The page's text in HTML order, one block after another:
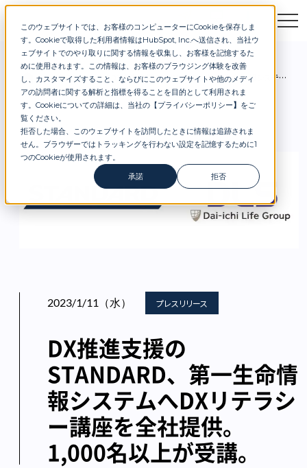
このウェブサイトでは、お客様のコンピューターにCookieを保存しま
す。Cookieで取得した利用者情報はHubSpot, Inc.へ送信され、当社ウ
ェブサイトでのやり取りに関する情報を収集し、お客様を記憶するた
めに使用されます。この情報は、お客様のブラウジング体験を改善
し、カスタマイズすること、ならびにこのウェブサイトや他のメディ
アの訪問者に関する解析と指標を得ることを目的として利用されま
す。Cookieについての詳細は、当社の【プライバシーポリシー】 をご
覧ください。
拒否した場合、このウェブサイトを訪問したときに情報は追跡されま
せん。ブラウザーではトラッキングを行わない設定を記憶するために1
つのCookieが使用されます。
承諾
拒否
お問合せ セミナー 資料DL
お知らせ DX推進支援のSTANDARD、第一生命情報システムへDXリテラシー講座を全社提供。1,000名以上が受講。
2023/1/11（水） プレスリリース
DX推進支援の
STANDARD、第一生命情
報システムへDXリテラシ
ー講座を全社提供。
1,000名以上が受講。